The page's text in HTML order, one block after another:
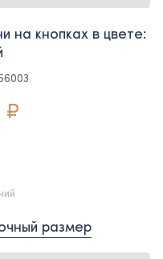
на кнопках в цвете:
₽
размер